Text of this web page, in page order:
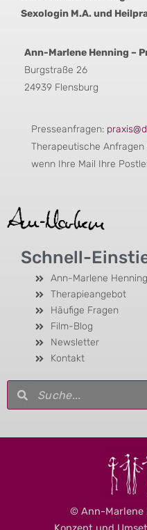
Sexologin M.A. und
Ann-Marlene Henning –
Burgstraße 26
24939 Flensburg
Presseanfragen:
Therapeutische
wenn Ihre Mail Ihre
Schnell-
Ann-Marlene Henning
Therapieangebot
Häufige Fragen
Film-Blog
Newsletter
Kontakt
SucheSuche
© Ann-Marlene